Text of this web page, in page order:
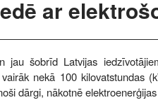
ar
jau šobrīd Latvijas
nekā 100 kilovatstundas
dārgi, nākotnē